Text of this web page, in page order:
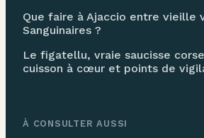
Que faire à Ajaccio entre vieille
Sanguinaires ?
Le figatellu, vraie saucisse
cuisson à cœur et points de
À CONSULTER AUSSI